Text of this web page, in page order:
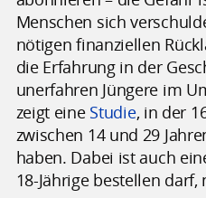
Menschen sich
nötigen finanziellen
die Erfahrung in der
unerfahren Jüngere im
zeigt eine Studie, in der
zwischen 14 und 29
haben. Dabei ist auch
18-Jährige bestellen